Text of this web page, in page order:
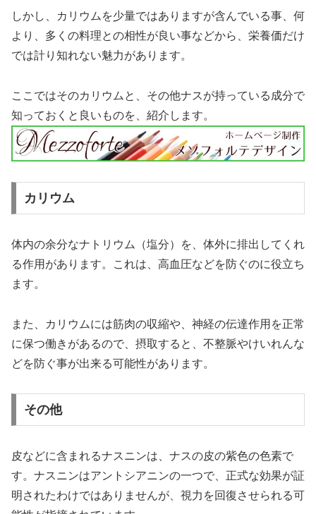
しかし、カリウムを少量ではありますが含んでいる事、何
より、多くの料理との相性が良い事などから、栄養価だけ
では計り知れない魅力があります。
ここではそのカリウムと、その他ナスが持っている成分で
知っておくと良いものを、紹介します。
カリウム
体内の余分なナトリウム（塩分）を、体外に排出してくれ
る作用があります。これは、高血圧などを防ぐのに役立ち
ます。
また、カリウムには筋肉の収縮や、神経の伝達作用を正常
に保つ働きがあるので、摂取すると、不整脈やけいれんな
どを防ぐ事が出来る可能性があります。
その他
皮などに含まれるナスニンは、ナスの皮の紫色の色素で
す。ナスニンはアントシアニンの一つで、正式な効果が証
明されたわけではありませんが、視力を回復させられる可